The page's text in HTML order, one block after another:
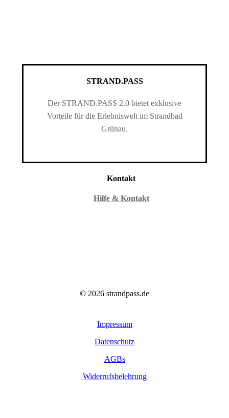
STRAND.PASS
Der STRAND.PASS 2.0 bietet exklusive
Vorteile für die Erlebniswelt im Strandbad
Grünau.
Kontakt
Hilfe & Kontakt
© 2026 strandpass.de
Impressum
Datenschutz
AGBs
Widerrufsbelehrung